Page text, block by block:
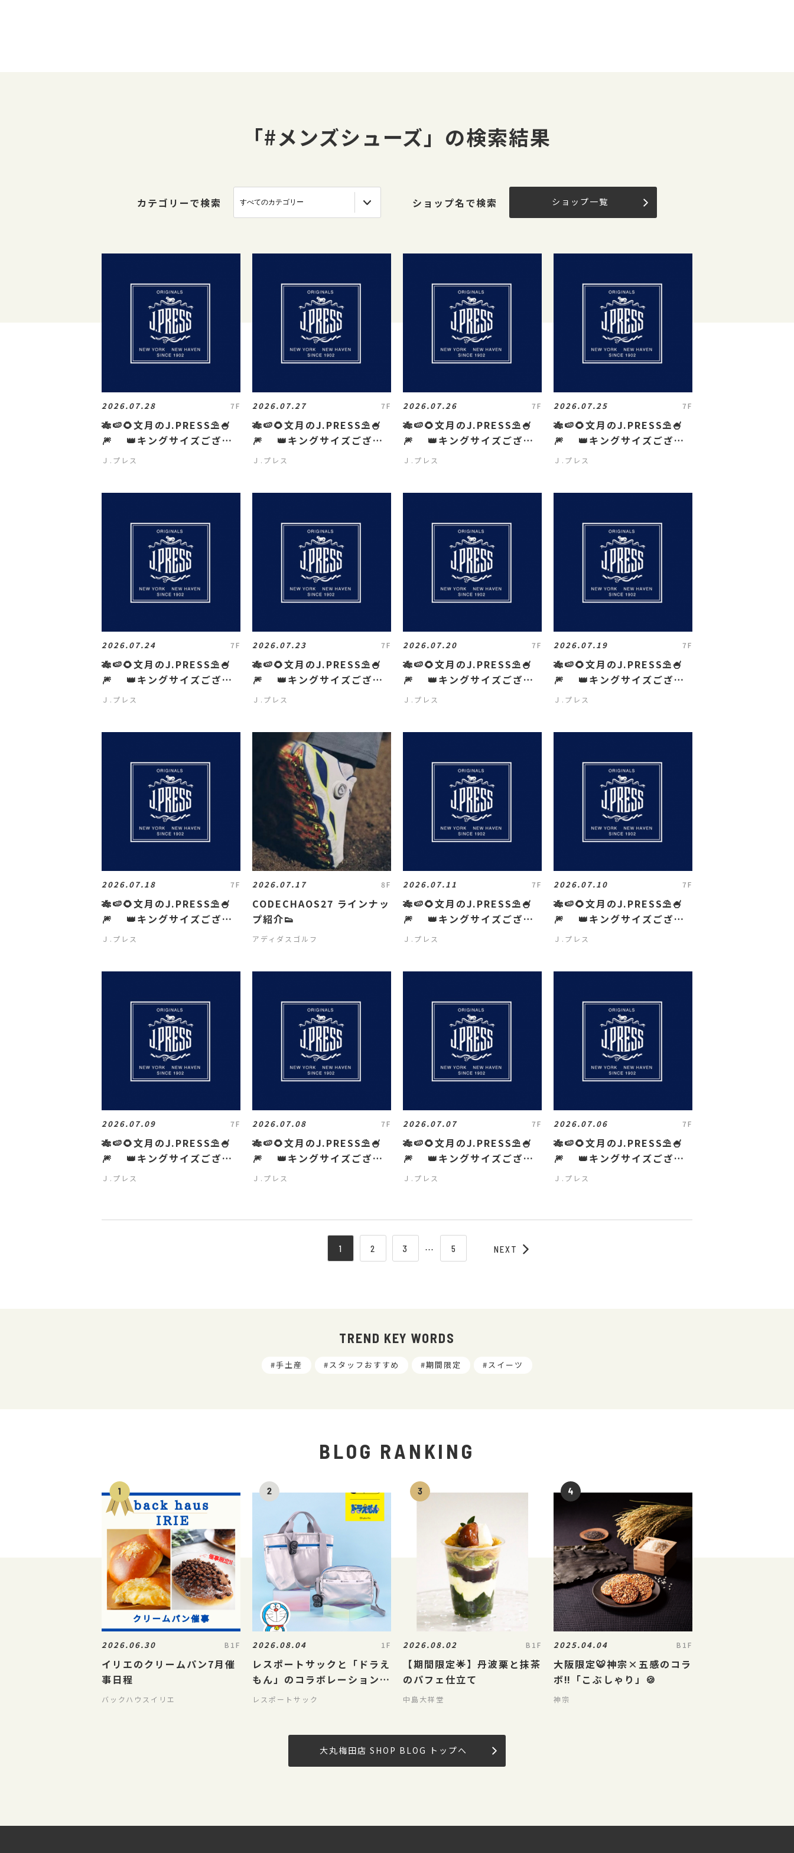
「#メンズシューズ」の検索結果
カテゴリーで検索 ショップ名で検索 ショップ一覧
2026.07.28 7F
🎋🍉🌻文月のJ.PRESS⛱️🍧
🎆 👑キングサイズござい
ます👑
Ｊ.プレス
2026.07.27 7F
🎋🍉🌻文月のJ.PRESS⛱️🍧
🎆 👑キングサイズござい
ます👑
Ｊ.プレス
2026.07.26 7F
🎋🍉🌻文月のJ.PRESS⛱️🍧
🎆 👑キングサイズござい
ます👑
Ｊ.プレス
2026.07.25 7F
🎋🍉🌻文月のJ.PRESS⛱️🍧
🎆 👑キングサイズござい
ます👑
Ｊ.プレス
2026.07.24 7F
🎋🍉🌻文月のJ.PRESS⛱️🍧
🎆 👑キングサイズござい
ます👑
Ｊ.プレス
2026.07.23 7F
🎋🍉🌻文月のJ.PRESS⛱️🍧
🎆 👑キングサイズござい
ます👑
Ｊ.プレス
2026.07.20 7F
🎋🍉🌻文月のJ.PRESS⛱️🍧
🎆 👑キングサイズござい
ます👑
Ｊ.プレス
2026.07.19 7F
🎋🍉🌻文月のJ.PRESS⛱️🍧
🎆 👑キングサイズござい
ます👑
Ｊ.プレス
2026.07.18 7F
🎋🍉🌻文月のJ.PRESS⛱️🍧
🎆 👑キングサイズござい
ます👑
Ｊ.プレス
2026.07.17 8F
CODECHAOS27 ラインナッ
プ紹介👟
アディダスゴルフ
2026.07.11 7F
🎋🍉🌻文月のJ.PRESS⛱️🍧
🎆 👑キングサイズござい
ます👑
Ｊ.プレス
2026.07.10 7F
🎋🍉🌻文月のJ.PRESS⛱️🍧
🎆 👑キングサイズござい
ます👑
Ｊ.プレス
2026.07.09 7F
🎋🍉🌻文月のJ.PRESS⛱️🍧
🎆 👑キングサイズござい
ます👑
Ｊ.プレス
2026.07.08 7F
🎋🍉🌻文月のJ.PRESS⛱️🍧
🎆 👑キングサイズござい
ます👑
Ｊ.プレス
2026.07.07 7F
🎋🍉🌻文月のJ.PRESS⛱️🍧
🎆 👑キングサイズござい
ます👑
Ｊ.プレス
2026.07.06 7F
🎋🍉🌻文月のJ.PRESS⛱️🍧
🎆 👑キングサイズござい
ます👑
Ｊ.プレス
1 2 3 ⋯ 5 NEXT
TREND KEY WORDS
手土産 スタッフおすすめ 期間限定 スイーツ
BLOG RANKING
2026.06.30 B1F
イリエのクリームパン7月催
事日程
バックハウスイリエ
2026.08.04 1F
レスポートサックと「ドラえ
もん」のコラボレーションが
8/5(水)に発売
レスポートサック
2026.08.02 B1F
【期間限定🌟】丹波栗と抹茶
のパフェ仕立て
中島大祥堂
2025.04.04 B1F
大阪限定🐯神宗×五感のコラ
ボ‼️「こぶしゃり」🍪
神宗
大丸梅田店 SHOP BLOG トップへ